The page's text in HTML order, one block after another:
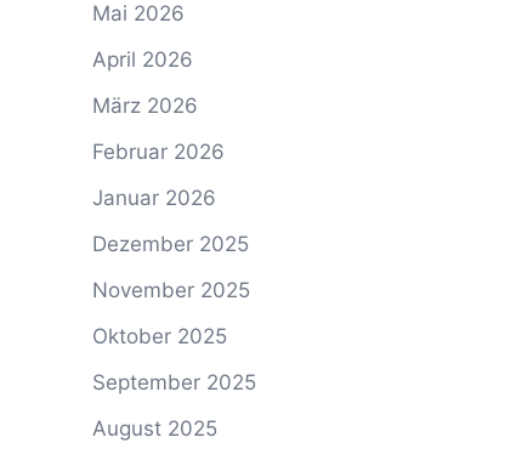
Mai 2026
April 2026
März 2026
Februar 2026
Januar 2026
Dezember 2025
November 2025
Oktober 2025
September 2025
August 2025